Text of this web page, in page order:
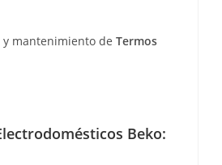
mantenimiento de Termos
Beko: